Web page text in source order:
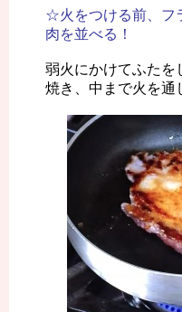
☆火をつける前、フ
肉を並べる！
弱火にかけてふたを
焼き、中まで火を通